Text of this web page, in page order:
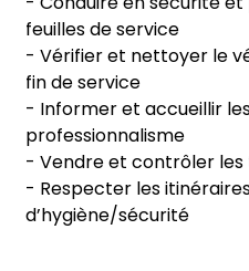
feuilles de service
- Vérifier et nettoyer le
fin de service
- Informer et accueillir
professionnalisme
- Vendre et contrôler
- Respecter les
d’hygiène/sécurité